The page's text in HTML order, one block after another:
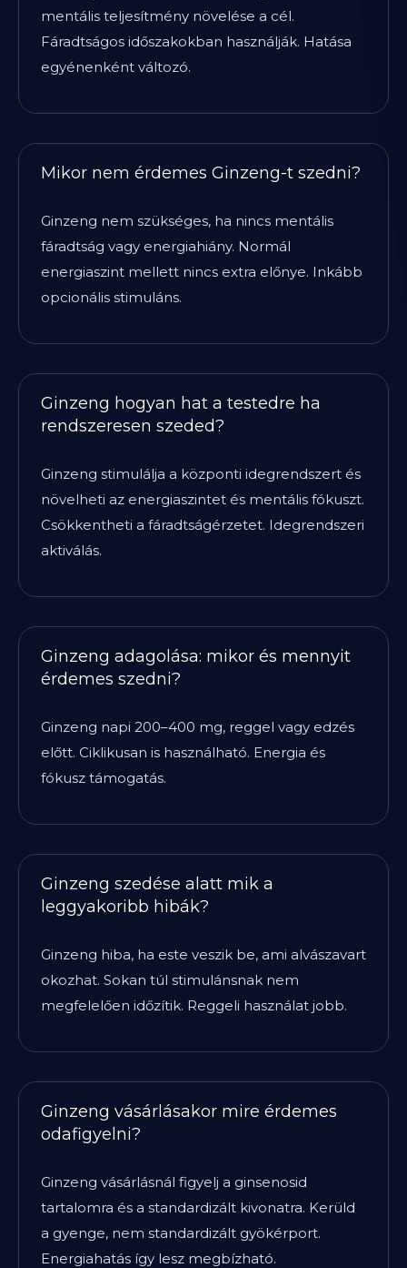
mentális teljesítmény növelése a cél.
Fáradtságos időszakokban használják. Hatása
egyénenként változó.
Mikor nem érdemes Ginzeng-t szedni?
Ginzeng nem szükséges, ha nincs mentális
fáradtság vagy energiahiány. Normál
energiaszint mellett nincs extra előnye. Inkább
opcionális stimuláns.
Ginzeng hogyan hat a testedre ha
rendszeresen szeded?
Ginzeng stimulálja a központi idegrendszert és
növelheti az energiaszintet és mentális fókuszt.
Csökkentheti a fáradtságérzetet. Idegrendszeri
aktiválás.
Ginzeng adagolása: mikor és mennyit
érdemes szedni?
Ginzeng napi 200–400 mg, reggel vagy edzés
előtt. Ciklikusan is használható. Energia és
fókusz támogatás.
Ginzeng szedése alatt mik a
leggyakoribb hibák?
Ginzeng hiba, ha este veszik be, ami alvászavart
okozhat. Sokan túl stimulánsnak nem
megfelelően időzítik. Reggeli használat jobb.
Ginzeng vásárlásakor mire érdemes
odafigyelni?
Ginzeng vásárlásnál figyelj a ginsenosid
tartalomra és a standardizált kivonatra. Kerüld
a gyenge, nem standardizált gyökérport.
Energiahatás így lesz megbízható.